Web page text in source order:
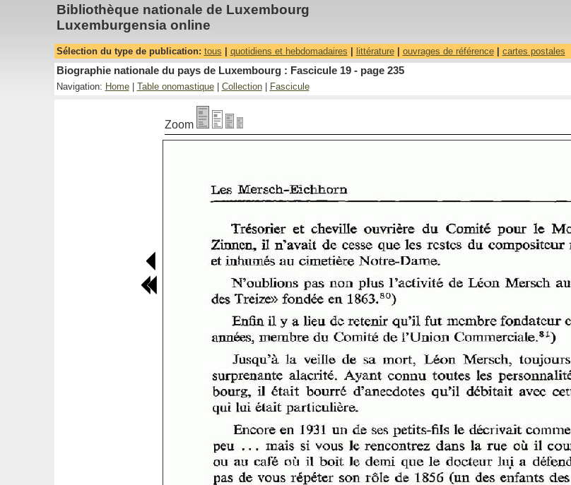
Bibliothèque nationale de Luxembourg
Luxemburgensia online
Sélection du type de publication: tous quotidiens et hebdomadaires littérature| ouvrages de référence| cartes postales
Biographie nationale du pays de Luxembourg : Fascicule 19 - page 235
Navigation: Home| Table onomastique| Collection| Fascicule
Zoom